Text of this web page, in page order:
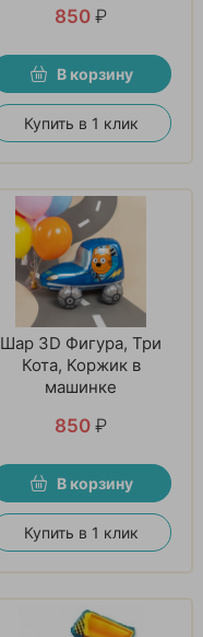
850 ₽
В корзину
Купить в 1 клик
Шар 3D Фигура, Три
Кота, Коржик в
машинке
850 ₽
В корзину
Купить в 1 клик